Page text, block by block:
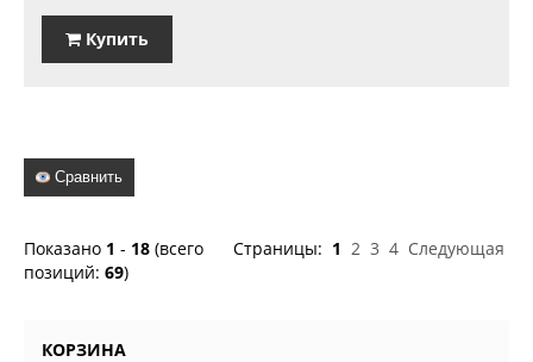
Купить
Сравнить
Страницы: 1 2 3 4 Следующая
Показано 1 - 18 (всего
позиций: 69)
КОРЗИНА